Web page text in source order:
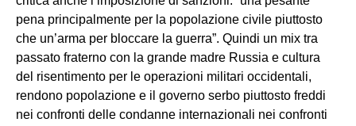
pena principalmente per la popolazione civile piuttosto
che un’arma per bloccare la guerra”. Quindi un mix tra
passato fraterno con la grande madre Russia e cultura
del risentimento per le operazioni militari occidentali,
rendono popolazione e il governo serbo piuttosto freddi
nei confronti delle condanne internazionali nei confronti